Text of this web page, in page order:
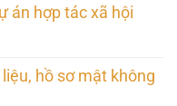
án hợp tác xã hội
hồ sơ mật không